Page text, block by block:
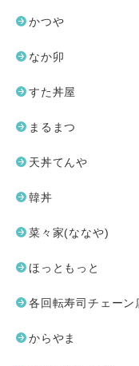
かつや
なか卯
すた丼屋
まるまつ
天丼てんや
韓丼
菜々家(ななや)
ほっともっと
各回転寿司チェーン
からやま